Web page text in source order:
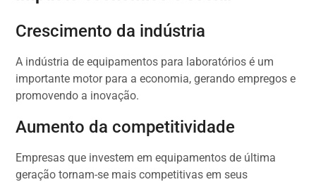
Crescimento da indústria
A indústria de equipamentos para laboratórios é um
importante motor para a economia, gerando empregos e
promovendo a inovação.
Aumento da competitividade
Empresas que investem em equipamentos de última
geração tornam-se mais competitivas em seus